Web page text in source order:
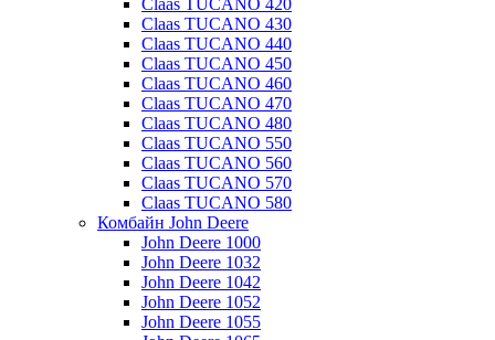
Claas TUCANO 420
Claas TUCANO 430
Claas TUCANO 440
Claas TUCANO 450
Claas TUCANO 460
Claas TUCANO 470
Claas TUCANO 480
Claas TUCANO 550
Claas TUCANO 560
Claas TUCANO 570
Claas TUCANO 580
Комбайн John Deere
John Deere 1000
John Deere 1032
John Deere 1042
John Deere 1052
John Deere 1055